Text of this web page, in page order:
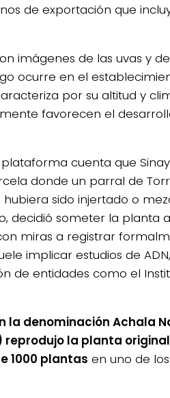
de exportación que
imágenes de las uvas y
ocurre en el
por su altitud y
favorecen el
cuenta que
donde un parral de
sido injertado o
decidió someter la planta
miras a registrar
implicar estudios de
de entidades como el
la denominación Achala
la planta
1000 plantas en uno de